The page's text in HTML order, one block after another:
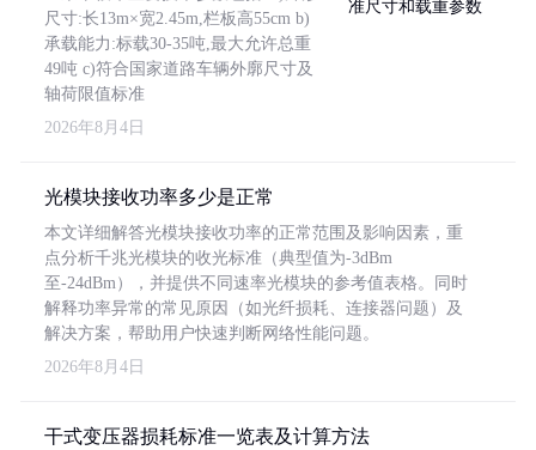
尺寸:长13m×宽2.45m,栏板高55cm b)
承载能力:标载30-35吨,最大允许总重
49吨 c)符合国家道路车辆外廓尺寸及
轴荷限值标准
2026年8月4日
光模块接收功率多少是正常
本文详细解答光模块接收功率的正常范围及影响因素，重
点分析千兆光模块的收光标准（典型值为-3dBm
至-24dBm），并提供不同速率光模块的参考值表格。同时
解释功率异常的常见原因（如光纤损耗、连接器问题）及
解决方案，帮助用户快速判断网络性能问题。
2026年8月4日
干式变压器损耗标准一览表及计算方法